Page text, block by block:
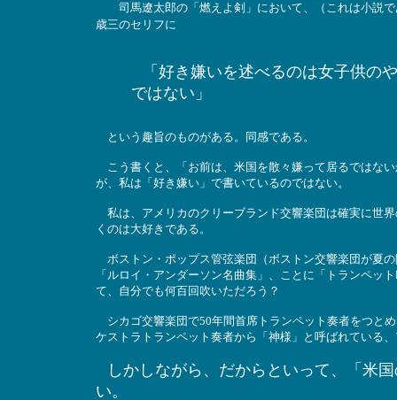
司馬遼太郎の「燃えよ剣」において、（これは小説で
歳三のセリフに
「好き嫌いを述べるのは女子供の
ではない」
という趣旨のものがある。同感である。
こう書くと、「お前は、米国を散々嫌って居るではな
が、私は「好き嫌い」で書いているのではない。
私は、アメリカのクリーブランド交響楽団は確実に世
くのは大好きである。
ボストン・ポップス管弦楽団（ボストン交響楽団が夏
「ルロイ・アンダーソン名曲集」、ことに「トランペッ
て、自分でも何百回吹いただろう？
シカゴ交響楽団で50年間首席トランペット奏者をつと
ケストラトランペット奏者から「神様」と呼ばれている
しかしながら、だからといって、「米
い。